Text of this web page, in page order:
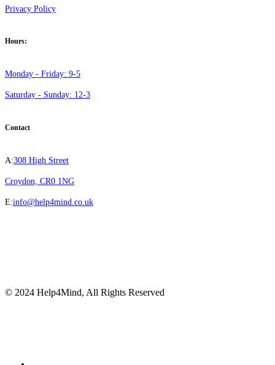
Privacy Policy
Hours:
Monday - Friday: 9-5
Saturday - Sunday: 12-3
Contact
A:308 High Street
Croydon, CR0 1NG
E:info@help4mind.co.uk
© 2024 Help4Mind, All Rights Reserved